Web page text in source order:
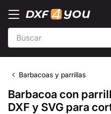
Barbacoas y parrillas
Barbacoa con
DXF y SVG para